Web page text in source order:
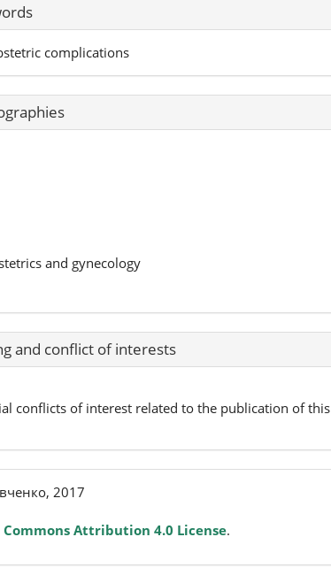
complications
and gynecology
and conflict of interests
conflicts of interest related to the publication of this
2017
Attribution 4.0 License.